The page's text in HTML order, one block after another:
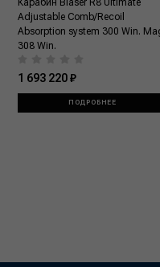
Карабин Blaser R8 Ultimate
Adjustable Comb/Recoil
Absorption system 300 Win.
308 Win.
1 693 220 ₽
ПОДРОБНЕЕ